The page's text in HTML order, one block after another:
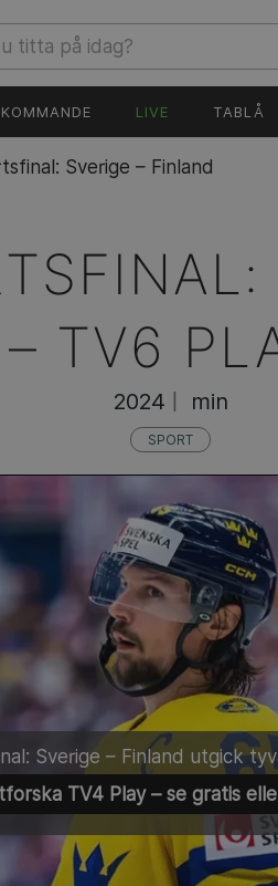
KOMMANDE LIVE TABLÅ
Sverige – Finland
TV6
Sverige – Finland utgick
TV4 Play– se gratis
2024 min
SPORT